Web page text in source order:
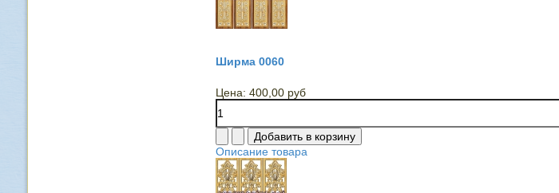
Ширма 0060
Цена: 400,00 руб
Описание товара